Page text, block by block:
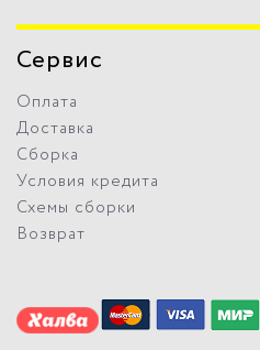
Сервис
Оплата
Доставка
Сборка
Условия кредита
Схемы сборки
Возврат